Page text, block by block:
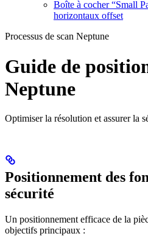
Boîte à cocher “Small
horizontaux offset
Processus de scan Neptune
Guide de
Neptune
Optimiser la résolution et assurer la
Positionnement des
sécurité
Un positionnement efficace de la
objectifs principaux :